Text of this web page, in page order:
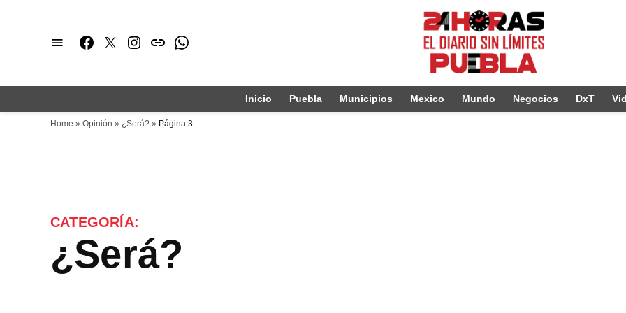
Facebook
TwitterInstagram
issuuWhatsapp
Inicio Puebla Municipios Mexico Mundo Negocios DxT
Home » Opinión » ¿Será? » Página 3
CATEGORÍA:
¿Será?